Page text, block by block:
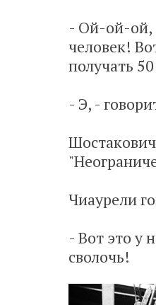
- Ой-ой-ой,
человек!
получать
- Э, -
Чиаурели
- Вот это у
сволочь!